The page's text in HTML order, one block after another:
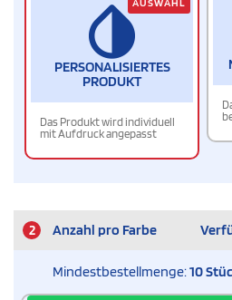
PERSONALISIERTES
PRODUKT
Das Produkt wird individuell
mit Aufdruck angepasst
2 Anzahl pro Farbe
Mindestbestellmenge:10